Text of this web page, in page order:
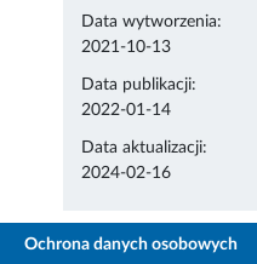
Data wytworzenia:
2021-10-13
Data publikacji:
2022-01-14
Data aktualizacji:
2024-02-16
Ochrona danych osobowych